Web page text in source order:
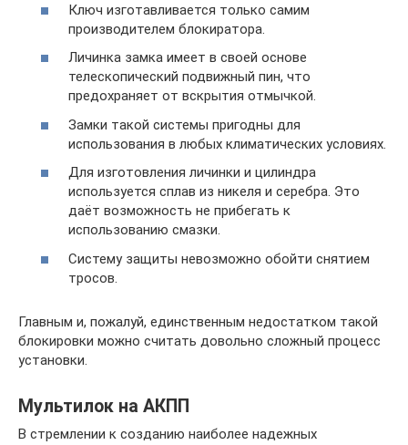
Ключ изготавливается только самим
производителем блокиратора.
Личинка замка имеет в своей основе
телескопический подвижный пин, что
предохраняет от вскрытия отмычкой.
Замки такой системы пригодны для
использования в любых климатических условиях.
Для изготовления личинки и цилиндра
используется сплав из никеля и серебра. Это
даёт возможность не прибегать к
использованию смазки.
Систему защиты невозможно обойти снятием
тросов.
Главным и, пожалуй, единственным недостатком такой
блокировки можно считать довольно сложный процесс
установки.
Мультилок на АКПП
В стремлении к созданию наиболее надежных